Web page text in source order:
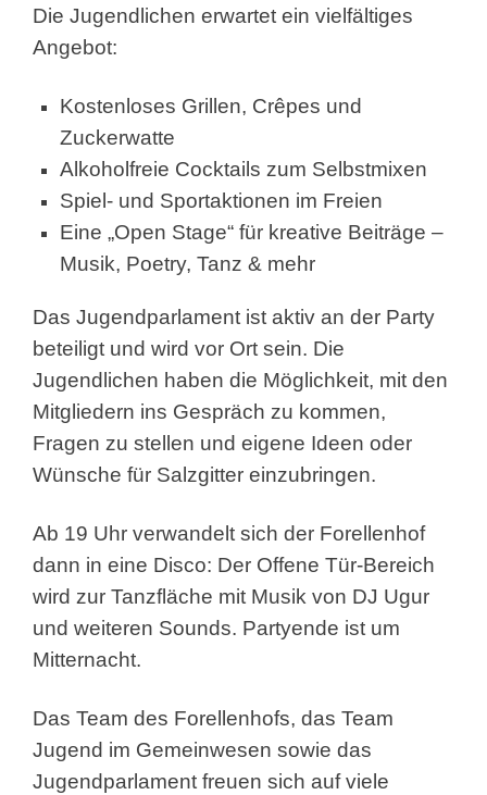
Die Jugendlichen erwartet ein vielfältiges
Angebot:
Kostenloses Grillen, Crêpes und
Zuckerwatte
Alkoholfreie Cocktails zum Selbstmixen
Spiel- und Sportaktionen im Freien
Eine „Open Stage“ für kreative Beiträge –
Musik, Poetry, Tanz & mehr
Das Jugendparlament ist aktiv an der Party
beteiligt und wird vor Ort sein. Die
Jugendlichen haben die Möglichkeit, mit den
Mitgliedern ins Gespräch zu kommen,
Fragen zu stellen und eigene Ideen oder
Wünsche für Salzgitter einzubringen.
Ab 19 Uhr verwandelt sich der Forellenhof
dann in eine Disco: Der Offene Tür-Bereich
wird zur Tanzfläche mit Musik von DJ Ugur
und weiteren Sounds. Partyende ist um
Mitternacht.
Das Team des Forellenhofs, das Team
Jugend im Gemeinwesen sowie das
Jugendparlament freuen sich auf viele